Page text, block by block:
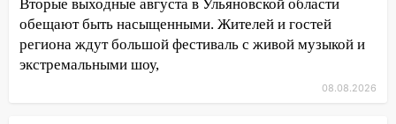
утра 10 августа
05:18 Судьба готовит сюрприз: гороскоп
на 8 августа — кому повезет с
деньгами, а кого ждет неожиданная
Вторые выходные августа в Ульяновской области
обещают быть насыщенными. Жителей и гостей
региона ждут большой фестиваль с живой музыкой и
экстремальными шоу,
08.08.2026